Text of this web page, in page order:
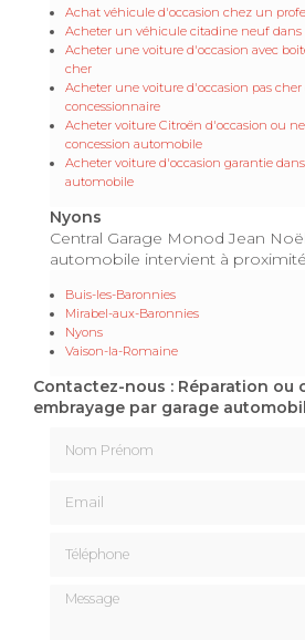
Achat véhicule d'occasion chez un
Acheter un véhicule citadine neuf dans
Acheter une voiture d'occasion avec
cher
Acheter une voiture d'occasion pas
concessionnaire
Acheter voiture Citroën d'occasion ou
concession automobile
Acheter voiture d'occasion garantie
automobile
Nyons
Central Garage Monod Jean
automobile intervient à
Buis-les-Baronnies
Mirabel-aux-Baronnies
Nyons
Vaison-la-Romaine
Contactez-nous : Réparation ou
embrayage par garage
Message